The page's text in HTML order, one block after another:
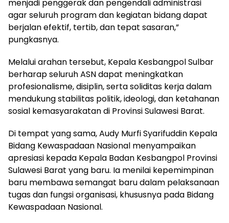
menjadi penggerak dan pengendali administrasi
agar seluruh program dan kegiatan bidang dapat
berjalan efektif, tertib, dan tepat sasaran,”
pungkasnya.
Melalui arahan tersebut, Kepala Kesbangpol Sulbar
berharap seluruh ASN dapat meningkatkan
profesionalisme, disiplin, serta soliditas kerja dalam
mendukung stabilitas politik, ideologi, dan ketahanan
sosial kemasyarakatan di Provinsi Sulawesi Barat.
Di tempat yang sama, Audy Murfi Syarifuddin Kepala
Bidang Kewaspadaan Nasional menyampaikan
apresiasi kepada Kepala Badan Kesbangpol Provinsi
Sulawesi Barat yang baru. Ia menilai kepemimpinan
baru membawa semangat baru dalam pelaksanaan
tugas dan fungsi organisasi, khususnya pada Bidang
Kewaspadaan Nasional.